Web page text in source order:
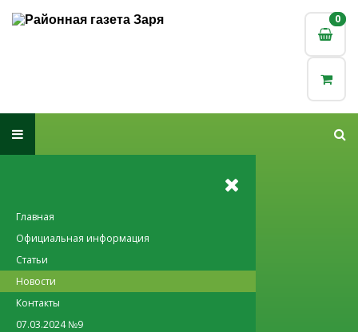
0
0
Главная
Официальная информация
Статьи
Новости
Контакты
07.03.2024 №9